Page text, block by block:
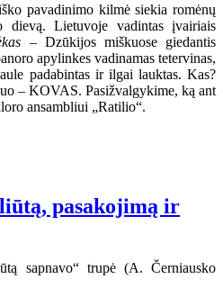
pavadinimo kilmė siekia romėnų
dievą. Lietuvoje vadintas įvairiais
– Dzūkijos miškuose giedantis
apylinkes vadinamas tetervinas,
padabintas ir ilgai lauktas. Kas?
– KOVAS. Pasižvalgykime, ką ant
ansambliui „Ratilio“.
pasakojimą ir